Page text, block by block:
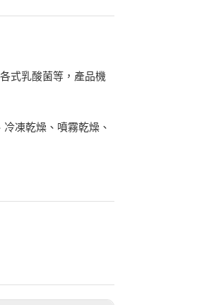
式乳酸菌等，產品機
凍乾燥、噴霧乾燥、